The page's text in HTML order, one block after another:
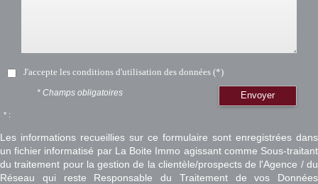
J'accepte les conditions d'utilisation des données (*)
Envoyer
* Champs obligatoires
* :
Les informations recueillies sur ce formulaire sont enregistrées dans
un fichier informatisé par La Boite Immo agissant comme Sous-traitant
du traitement pour la gestion de la clientèle/prospects de l'Agence / du
Réseau qui reste Responsable du Traitement de vos Données